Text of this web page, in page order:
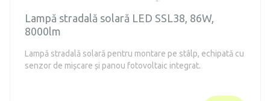
Lampă stradală solară LED SSL38, 86W,
8000lm
Lampă stradală solară pentru montare pe stâlp, echipată cu
senzor de mișcare și panou fotovoltaic integrat.